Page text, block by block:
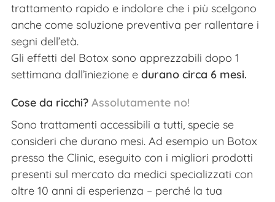
trattamento rapido e indolore che i più scelgono
anche come soluzione preventiva per rallentare i
segni dell’età.
Gli effetti del Botox sono apprezzabili dopo 1
settimana dall’iniezione e durano circa 6 mesi.
Cose da ricchi? Assolutamente no!
Sono trattamenti accessibili a tutti, specie se
consideri che durano mesi. Ad esempio un Botox
presso the Clinic, eseguito con i migliori prodotti
presenti sul mercato da medici specializzati con
oltre 10 anni di esperienza – perché la tua